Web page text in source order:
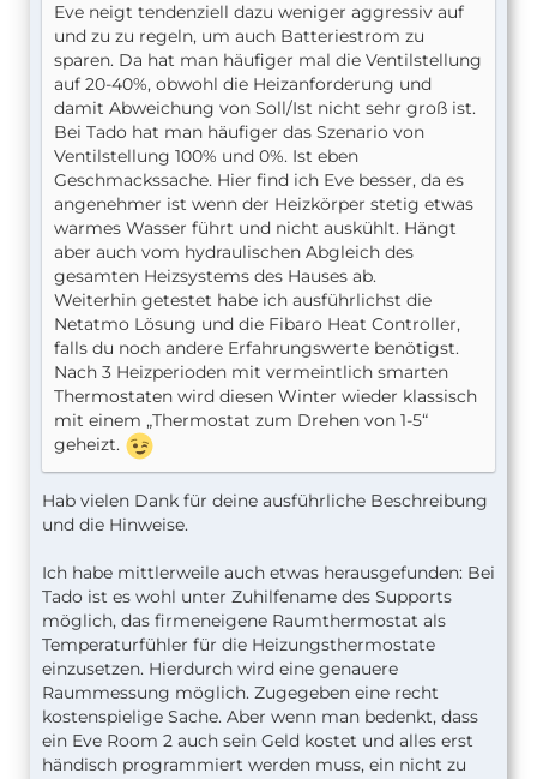
Eve neigt tendenziell dazu weniger aggressiv auf
und zu zu regeln, um auch Batteriestrom zu
sparen. Da hat man häufiger mal die Ventilstellung
auf 20-40%, obwohl die Heizanforderung und
damit Abweichung von Soll/Ist nicht sehr groß ist.
Bei Tado hat man häufiger das Szenario von
Ventilstellung 100% und 0%. Ist eben
Geschmackssache. Hier find ich Eve besser, da es
angenehmer ist wenn der Heizkörper stetig etwas
warmes Wasser führt und nicht auskühlt. Hängt
aber auch vom hydraulischen Abgleich des
gesamten Heizsystems des Hauses ab.
Weiterhin getestet habe ich ausführlichst die
Netatmo Lösung und die Fibaro Heat Controller,
falls du noch andere Erfahrungswerte benötigst.
Nach 3 Heizperioden mit vermeintlich smarten
Thermostaten wird diesen Winter wieder klassisch
mit einem „Thermostat zum Drehen von 1-5“
geheizt.
Hab vielen Dank für deine ausführliche Beschreibung
und die Hinweise.
Ich habe mittlerweile auch etwas herausgefunden: Bei
Tado ist es wohl unter Zuhilfename des Supports
möglich, das firmeneigene Raumthermostat als
Temperaturfühler für die Heizungsthermostate
einzusetzen. Hierdurch wird eine genauere
Raummessung möglich. Zugegeben eine recht
kostenspielige Sache. Aber wenn man bedenkt, dass
ein Eve Room 2 auch sein Geld kostet und alles erst
händisch programmiert werden muss, ein nicht zu